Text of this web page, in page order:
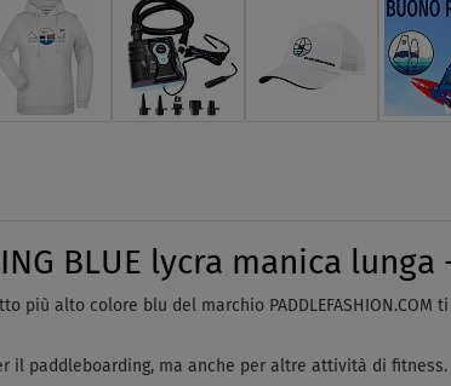
BLUE lycra manica
alto colore blu del marchio PADDLEFASHION.COM
il paddleboarding, ma anche per altre attività di fitness.